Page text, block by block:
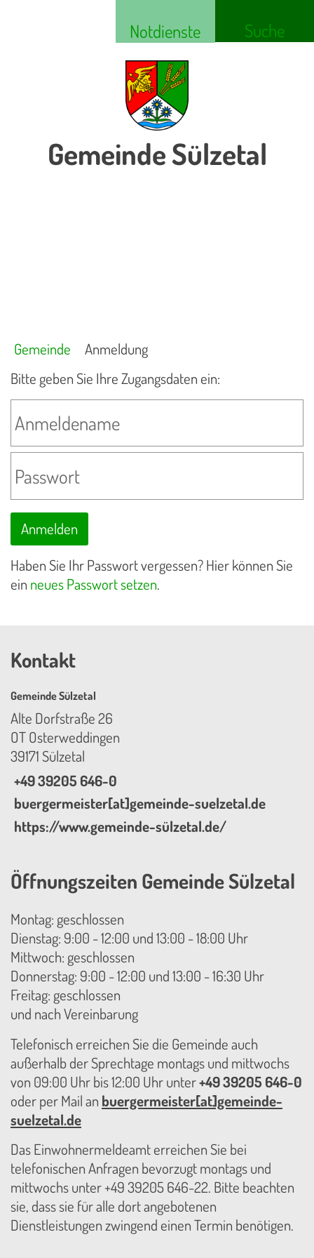
Notdienste Suche
Gemeinde Sülzetal
Gemeinde
Anmeldung
Bitte geben Sie Ihre Zugangsdaten ein:
Haben Sie Ihr Passwort vergessen? Hier können Sie
ein neues Passwort setzen.
Kontakt
Gemeinde Sülzetal
Alte Dorfstraße 26
OT Osterweddingen
39171 Sülzetal
+49 39205 646-0
buergermeister[at]gemeinde-suelzetal.de
https://www.gemeinde-sülzetal.de/
Öffnungszeiten Gemeinde Sülzetal
Montag: geschlossen
Dienstag: 9:00 - 12:00 und 13:00 - 18:00 Uhr
Mittwoch: geschlossen
Donnerstag: 9:00 - 12:00 und 13:00 - 16:30 Uhr
Freitag: geschlossen
und nach Vereinbarung
Telefonisch erreichen Sie die Gemeinde auch
außerhalb der Sprechtage montags und mittwochs
von 09:00 Uhr bis 12:00 Uhr unter+49 39205 646-0
oder per Mail an buergermeister[at]gemeinde-
suelzetal.de
Das Einwohnermeldeamt erreichen Sie bei
telefonischen Anfragen bevorzugt montags und
mittwochs unter +49 39205 646-22. Bitte beachten
sie, dass sie für alle dort angebotenen
Dienstleistungen zwingend einen Termin benötigen.